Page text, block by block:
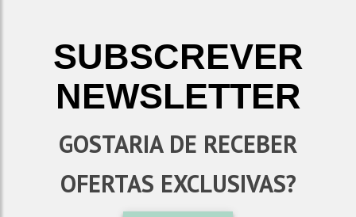
SUBSCREVER
NEWSLETTER
GOSTARIA DE RECEBER
OFERTAS EXCLUSIVAS?